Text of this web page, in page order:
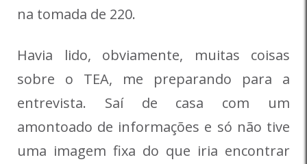
na tomada de 220.
Havia lido, obviamente, muitas coisas
sobre o TEA, me preparando para a
entrevista. Saí de casa com um
amontoado de informações e só não tive
uma imagem fixa do que iria encontrar